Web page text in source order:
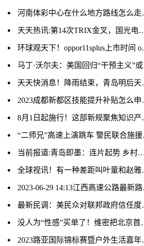
河南体彩中
天天热讯:第14次TRIX金叉，国光
环球观
马
天天快消息！
2023
8月1日起施
“二
当前报道:青岛即墨：连片起势 乡
全球视讯！有
2023-
最新民调：
没人为“性感”
2023路亚